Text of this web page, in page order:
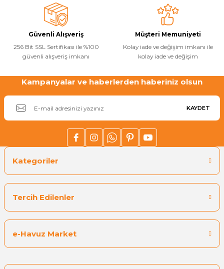
Havuz
Havuz Pompa
Havuz
Jakuzi Sauna
Kartuş Filtreler
Kuvars Cam
Olimpik Havuz
Ürün fiyatı diğer sitelerden daha pahalı.
Bu ürüne benzer farklı alternatifler olmalı.
Gönder
Güvenli Alışveriş
256 Bit SSL Sertifikası ile %100
güvenli alışveriş imkanı
Müşteri Memuniyeti
Kolay iade ve değişim imkanı ile
kolay iade ve değişim
Kampanyalar ve haberlerden haberiniz olsun
KAYDET
Kategoriler
Tercih Edilenler
e-Havuz Market